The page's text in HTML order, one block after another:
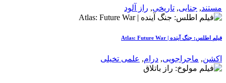
مستند, جنایی, تاریخی, راز آلود
فیلم اطلس: جنگ آینده | Atlas: Future War
اکشن, ماجراجویی, درام, علمی تخیلی